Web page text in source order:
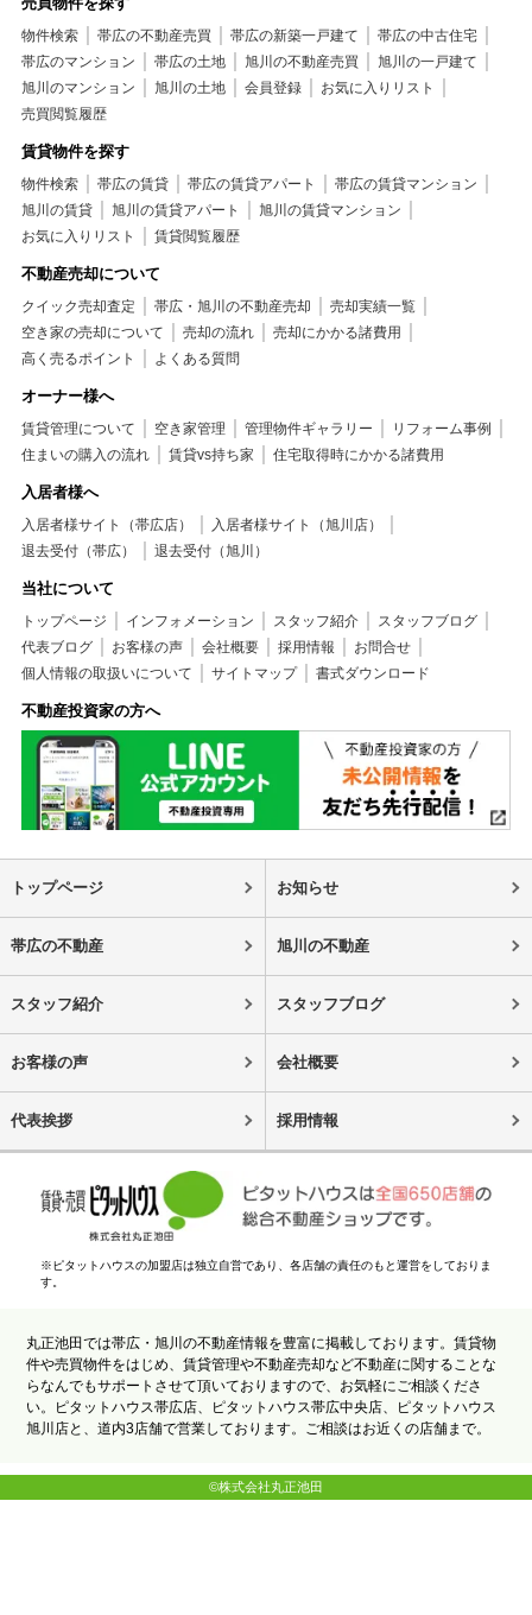
物件検索 帯広の不動産売買 帯広の新築一戸建て
帯広の中古住宅
帯広のマンション
帯広の土地 旭川の不動産売買
旭川の一戸建て
旭川のマンション
旭川の土地 会員登録
お気に入りリスト
売買閲覧履歴
賃貸物件を探す
物件検索 帯広の賃貸 帯広の賃貸アパート
帯広の賃貸マンション
旭川の賃貸
旭川の賃貸アパート
旭川の賃貸マンション
お気に入りリスト
賃貸閲覧履歴
不動産売却について
クイック売却査定 帯広・旭川の不動産売却
売却実績一覧
空き家の売却について
売却の流れ
売却にかかる諸費用
高く売るポイント
よくある質問
オーナー様へ
賃貸管理について 空き家管理 管理物件ギャラリー
リフォーム事例
住まいの購入の流れ
賃貸vs持ち家 住宅取得時にかかる諸費用
入居者様へ
入居者様サイト（帯広店）
入居者様サイト（旭川店）
退去受付（帯広）
退去受付（旭川）
当社について
トップページ インフォメーション スタッフ紹介
スタッフブログ
代表ブログ
お客様の声 会社概要 採用情報
お問合せ
個人情報の取扱いについて
サイトマップ 書式ダウンロード
不動産投資家の方へ
トップページ お知らせ
帯広の不動産 旭川の不動産
スタッフ紹介 スタッフブログ
お客様の声 会社概要
代表挨拶 採用情報
※ピタットハウスの加盟店は独立自営であり、各店舗の責任のもと運営をしておりま
す。
丸正池田では帯広・旭川の不動産情報を豊富に掲載しております。賃貸物
件や売買物件をはじめ、賃貸管理や不動産売却など不動産に関することな
らなんでもサポートさせて頂いておりますので、お気軽にご相談くださ
い。ピタットハウス帯広店、ピタットハウス帯広中央店、ピタットハウス
旭川店と、道内3店舗で営業しております。ご相談はお近くの店舗まで。
©株式会社丸正池田